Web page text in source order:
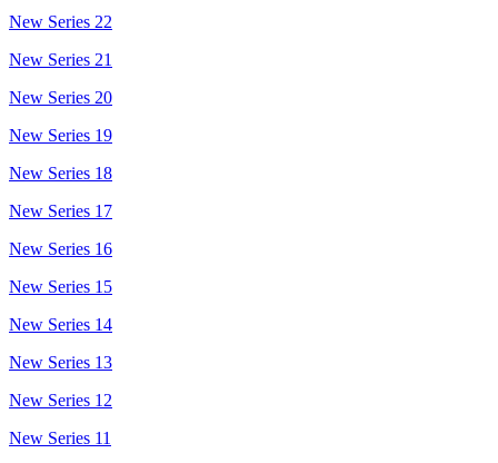
New Series 22
New Series 21
New Series 20
New Series 19
New Series 18
New Series 17
New Series 16
New Series 15
New Series 14
New Series 13
New Series 12
New Series 11